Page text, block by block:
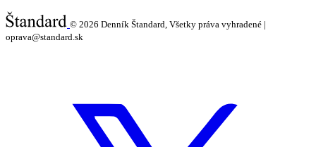
© 2026 Denník Štandard, Všetky práva vyhradené |
oprava@standard.sk